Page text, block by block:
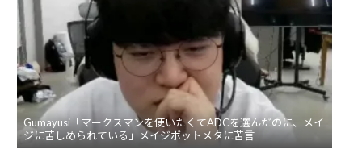
Gumayusi「マークスマンを使いたくてADCを選んだのに、メイ
ジに苦しめられている」メイジボットメタに苦言